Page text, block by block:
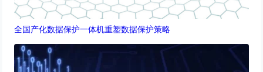
全国产化数据保护一体机重塑数据保护策略